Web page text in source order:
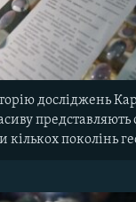
досліджень
представляють
кількох поколінь